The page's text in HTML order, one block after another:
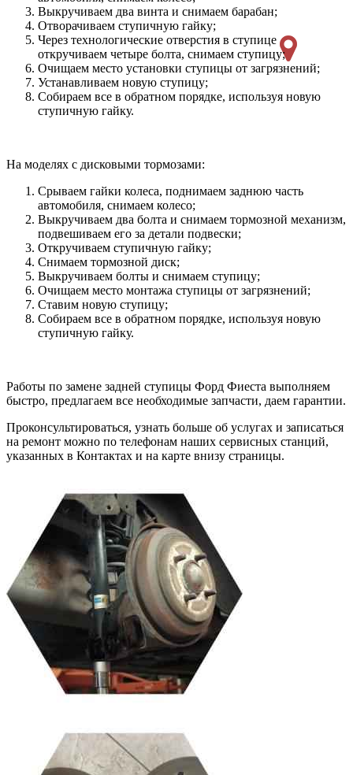
Выкручиваем два винта и снимаем барабан;
Отворачиваем ступичную гайку;
Через технологические отверстия в ступице
откручиваем четыре болта, снимаем ступицу;
Очищаем место установки ступицы от загрязнений;
Устанавливаем новую ступицу;
Собираем все в обратном порядке, используя новую
ступичную гайку.
На моделях с дисковыми тормозами:
Срываем гайки колеса, поднимаем заднюю часть
автомобиля, снимаем колесо;
Выкручиваем два болта и снимаем тормозной механизм,
подвешиваем его за детали подвески;
Откручиваем ступичную гайку;
Снимаем тормозной диск;
Выкручиваем болты и снимаем ступицу;
Очищаем место монтажа ступицы от загрязнений;
Ставим новую ступицу;
Собираем все в обратном порядке, используя новую
ступичную гайку.
Работы по замене задней ступицы Форд Фиеста выполняем
быстро, предлагаем все необходимые запчасти, даем гарантии.
Проконсультироваться, узнать больше об услугах и записаться
на ремонт можно по телефонам наших сервисных станций,
указанных в Контактах и на карте внизу страницы.